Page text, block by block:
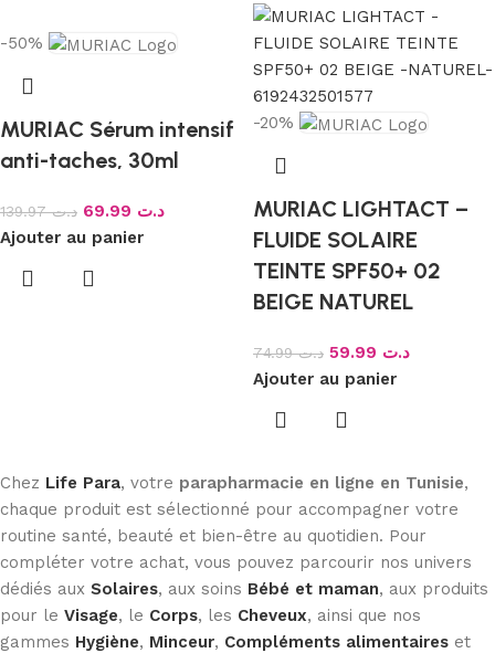
-50%
MURIAC Sérum intensif
anti-taches, 30ml
د.ت139.97 د.ت
Ajouter au panier
-20%
MURIAC LIGHTACT –
FLUIDE SOLAIRE
TEINTE SPF50+ 02
BEIGE NATUREL
د.ت74.99 د.ت
Ajouter au panier
Chez Life Para, votre parapharmacie en ligne en Tunisie,
chaque produit est sélectionné pour accompagner votre
routine santé, beauté et bien-être au quotidien. Pour
compléter votre achat, vous pouvez parcourir nos univers
dédiés aux Solaires, aux soins Bébé et maman, aux produits
pour le Visage, le Corps, les Cheveux, ainsi que nos
gammes Hygiène, Minceur, Compléments alimentaires et